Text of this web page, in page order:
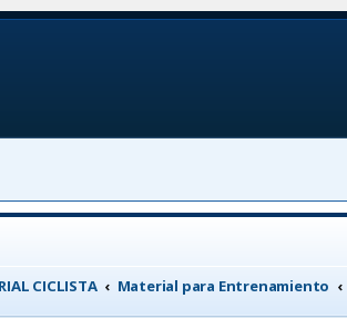
CICLISTA Material para Entrenamiento